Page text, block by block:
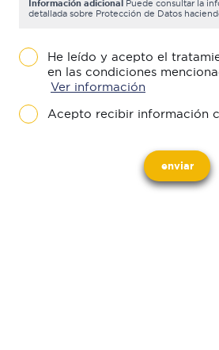
Información adicional Puede consultar la
detallada sobre Protección de Datos
He leído y acepto el
en las condiciones
Ver información
Acepto recibir información
enviar